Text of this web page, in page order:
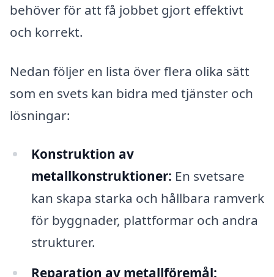
behöver för att få jobbet gjort effektivt
och korrekt.
Nedan följer en lista över flera olika sätt
som en svets kan bidra med tjänster och
lösningar:
Konstruktion av
metallkonstruktioner: En svetsare
kan skapa starka och hållbara ramverk
för byggnader, plattformar och andra
strukturer.
Reparation av metallföremål: